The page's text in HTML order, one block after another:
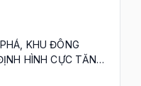
KHU ĐÔNG
HÌNH CỰC TĂNG